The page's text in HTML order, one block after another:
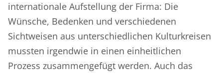
internationale Aufstellung der Firma: Die
Wünsche, Bedenken und verschiedenen
Sichtweisen aus unterschiedlichen Kulturkreisen
mussten irgendwie in einen einheitlichen
Prozess zusammengefügt werden. Auch das